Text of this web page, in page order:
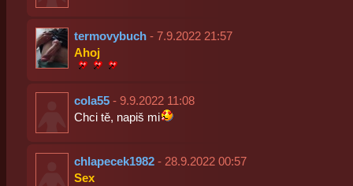
termovybuch- 7.9.2022 21:57
Ahoj
cola55- 9.9.2022 11:08
Chci tě, napiš mi
chlapecek1982- 28.9.2022 00:57
Sex